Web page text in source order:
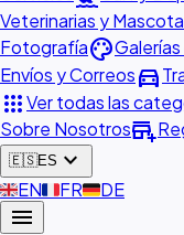
Veterinarias y
Fotografíapalette
Envíos y Correosdirections_car
appsVer todas las
Sobre Nosotrosadd_business
🇪🇸ES expand_more
🇬🇧EN🇫🇷FR🇩🇪DE
menu